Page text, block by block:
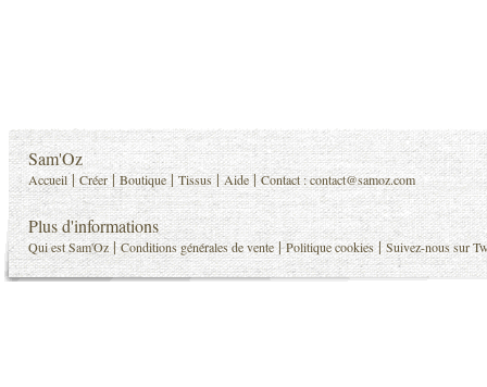
Sam'Oz
Accueil |Créer |Boutique |Tissus |Aide |Contact :contact@samoz.com
Plus d'informations
Qui est Sam'Oz |Conditions générales de vente |Politique cookies |Suivez-nous sur